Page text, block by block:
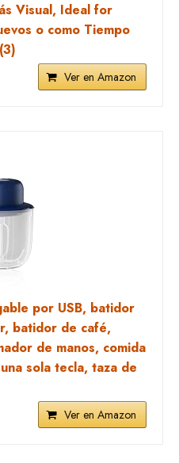
Visual, Ideal for
o como Tiempo
Ver en Amazon
por USB, batidor
batidor de café,
de manos, comida
sola tecla, taza de
Ver en Amazon